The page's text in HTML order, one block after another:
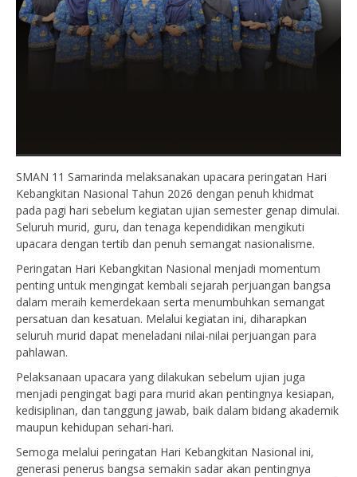
SMAN 11 Samarinda melaksanakan upacara peringatan Hari
Kebangkitan Nasional Tahun 2026 dengan penuh khidmat
pada pagi hari sebelum kegiatan ujian semester genap dimulai.
Seluruh murid, guru, dan tenaga kependidikan mengikuti
upacara dengan tertib dan penuh semangat nasionalisme.
Peringatan Hari Kebangkitan Nasional menjadi momentum
penting untuk mengingat kembali sejarah perjuangan bangsa
dalam meraih kemerdekaan serta menumbuhkan semangat
persatuan dan kesatuan. Melalui kegiatan ini, diharapkan
seluruh murid dapat meneladani nilai-nilai perjuangan para
pahlawan.
Pelaksanaan upacara yang dilakukan sebelum ujian juga
menjadi pengingat bagi para murid akan pentingnya kesiapan,
kedisiplinan, dan tanggung jawab, baik dalam bidang akademik
maupun kehidupan sehari-hari.
Semoga melalui peringatan Hari Kebangkitan Nasional ini,
generasi penerus bangsa semakin sadar akan pentingnya